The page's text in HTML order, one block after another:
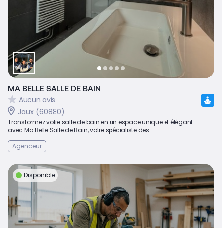
MA BELLE SALLE DE BAIN
Aucun avis
Jaux (60880)
Transformez votre salle de bain en un espace unique et élégant
avec Ma Belle Salle de Bain, votre spécialiste des...
Agenceur
Disponible